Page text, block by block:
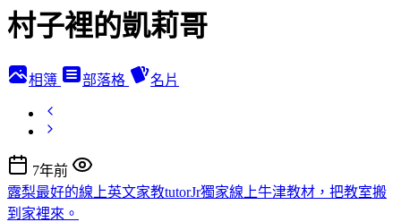
村子裡的凱莉哥
相簿 部落格 名片
7年前
露梨最好的線上英文家教tutorJr獨家線上牛津教材，把教室搬
到家裡來。